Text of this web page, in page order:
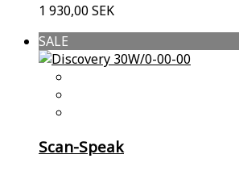
1 930,00 SEK
SALE
Scan-Speak